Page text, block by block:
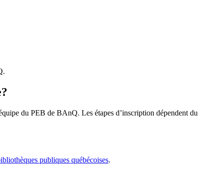
du PEB de BAnQ. Les étapes d’inscription dépendent du
publiques québécoises.